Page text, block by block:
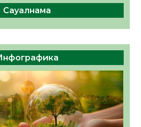
Сауалнама